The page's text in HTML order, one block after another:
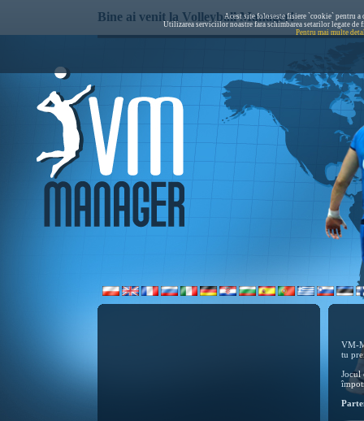
Bine ai venit la Volleyball Manager!
VM-
tu
Jocul
Acest site foloseste fisiere `cookie` pentru
Utilizarea serviciilor noastre fara schimbarea setarilor legate de
Pentru mai multe